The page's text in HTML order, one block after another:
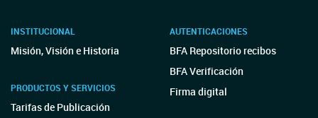
INSTITUCIONAL
Misión, Visión e Historia
PRODUCTOS Y SERVICIOS
Tarifas de Publicación
AUTENTICACIONES
BFA Repositorio recibos
BFA Verificación
Firma digital